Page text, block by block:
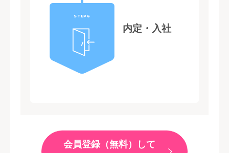
STEP6
内定・入社
会員登録（無料）して